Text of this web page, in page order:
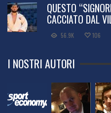
QUESTO
CACCIATO DAL
56.9K 106
I NOSTRI AUTORI